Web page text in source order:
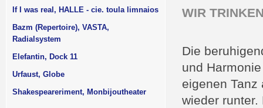
WIR
Die
und
eigenen
wieder
If I was real, HALLE - cie. toula limnaios
Bazm (Repertoire), VASTA,
Radialsystem
Elefantin, Dock 11
Urfaust, Globe
Shakespeareriment, Monbijoutheater